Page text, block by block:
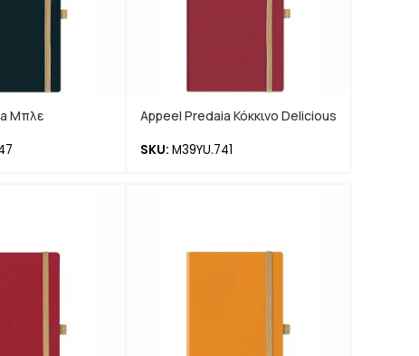
Μπλε
Appeel Predaia Κόκκινο Delicious
SKU: M39YU.741